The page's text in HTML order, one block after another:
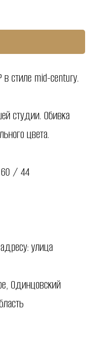
стиле mid-century.
студии. Обивка
цвета.
/ 44
улица
Одинцовский